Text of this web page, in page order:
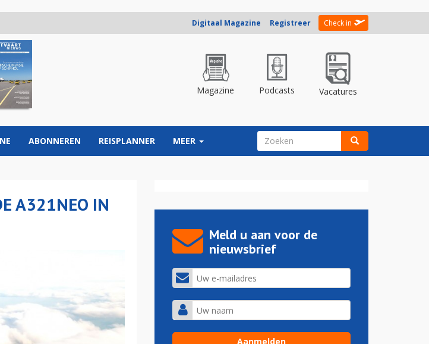
Digitaal Magazine Registreer Check in
Magazine Podcasts Vacatures
ABONNEREN REISPLANNER MEER ZOEKVELD
A321NEO IN
Meld u aan voor de
nieuwsbrief